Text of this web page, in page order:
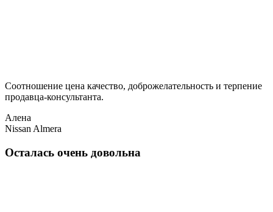
Соотношение цена качество, доброжелательность и терпение
продавца-консультанта.
Алена
Nissan Almera
Осталась очень довольна